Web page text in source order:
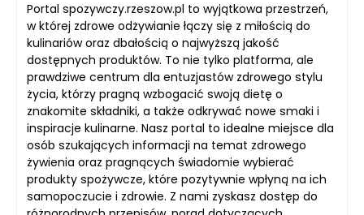
Portal spozywczy.rzeszow.pl to wyjątkowa przestrzeń,
w której zdrowe odżywianie łączy się z miłością do
kulinariów oraz dbałością o najwyższą jakość
dostępnych produktów. To nie tylko platforma, ale
prawdziwe centrum dla entuzjastów zdrowego stylu
życia, którzy pragną wzbogacić swoją dietę o
znakomite składniki, a także odkrywać nowe smaki i
inspiracje kulinarne. Nasz portal to idealne miejsce dla
osób szukających informacji na temat zdrowego
żywienia oraz pragnących świadomie wybierać
produkty spożywcze, które pozytywnie wpłyną na ich
samopoczucie i zdrowie. Z nami zyskasz dostęp do